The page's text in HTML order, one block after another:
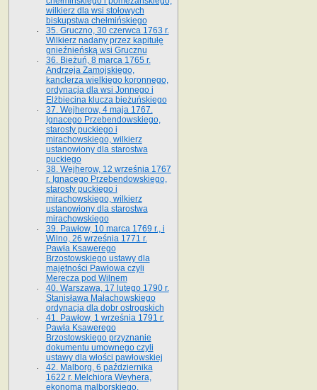
wilkierz dla wsi stołowych
biskupstwa chełmińskiego
35. Gruczno, 30 czerwca 1763 r.
Wilkierz nadany przez kapitułę
gnieźnieńską wsi Grucznu
36. Bieżuń, 8 marca 1765 r.
Andrzeja Zamojskiego,
kanclerza wielkiego koronnego,
ordynacja dla wsi Jonnego i
Elżbiecina klucza bieżuńskiego
37. Wejherow, 4 maja 1767.
Ignacego Przebendowskiego,
starosty puckiego i
mirachowskiego, wilkierz
ustanowiony dla starostwa
puckiego
38. Wejherow, 12 września 1767
r. Ignacego Przebendowskiego,
starosty puckiego i
mirachowskiego, wilkierz
ustanowiony dla starostwa
mirachowskiego
39. Pawłow, 10 marca 1769 r., i
Wilno, 26 września 1771 r.
Pawła Ksawerego
Brzostowskiego ustawy dla
majętności Pawłowa czyli
Merecza pod Wilnem
40. Warszawa, 17 lutego 1790 r.
Stanisława Małachowskiego
ordynacja dla dobr ostrogskich
41. Pawłow, 1 września 1791 r.
Pawła Ksawerego
Brzostowskiego przyznanie
dokumentu umownego czyli
ustawy dla włości pawłowskiej
42. Malborg, 6 października
1622 r. Melchiora Weyhera,
ekonoma malborskiego,